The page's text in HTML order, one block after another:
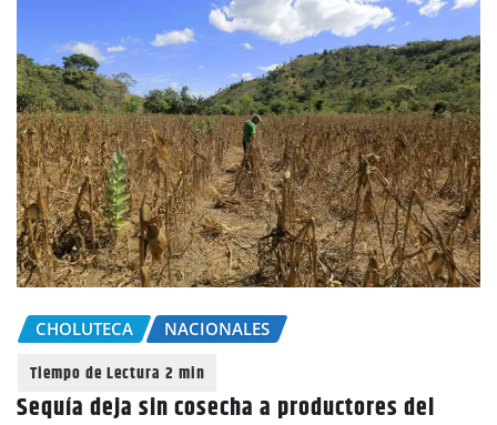
CHOLUTECA NACIONALES
Sequía deja sin cosecha a productores del